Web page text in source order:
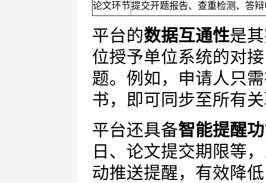
论文环节提交开题报告、查重检测、答
平台的数据互通性是
位授予单位系统的对
题。例如，申请人只
书，即可同步至所有
平台还具备智能提醒
日、论文提交期限等
动推送提醒，有效降